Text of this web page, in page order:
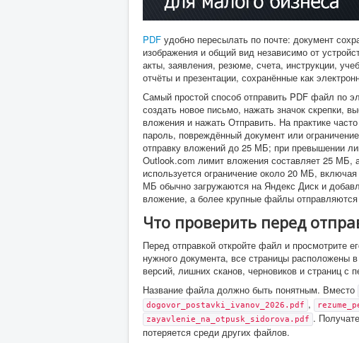
PDF удобно пересылать по почте: документ
изображения и общий вид независимо от
акты, заявления, резюме, счета, инструкции,
отчёты и презентации, сохранённые как
Самый простой способ отправить PDF файл по
создать новое письмо, нажать значок скрепки,
вложения и нажать Отправить. На практике
пароль, повреждённый документ или
отправку вложений до 25 МБ; при превышении
Outlook.com лимит вложения составляет 25 МБ,
используется ограничение около 20 МБ,
МБ обычно загружаются на Яндекс Диск и
вложение, а более крупные файлы
Что проверить перед
Перед отправкой откройте файл и просмотрите
нужного документа, все страницы расположены
версий, лишних сканов, черновиков и страниц с
Название файла должно быть понятным. Вместо
dogovor_postavki_ivanov_2026.pdf ,
zayavlenie_na_otpusk_sidorova.pdf .
потеряется среди других файлов.